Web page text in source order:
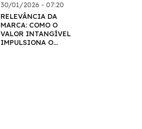
30/01/2026 - 07:20
RELEVÂNCIA DA
MARCA: COMO O
VALOR INTANGÍVEL
IMPULSIONA O